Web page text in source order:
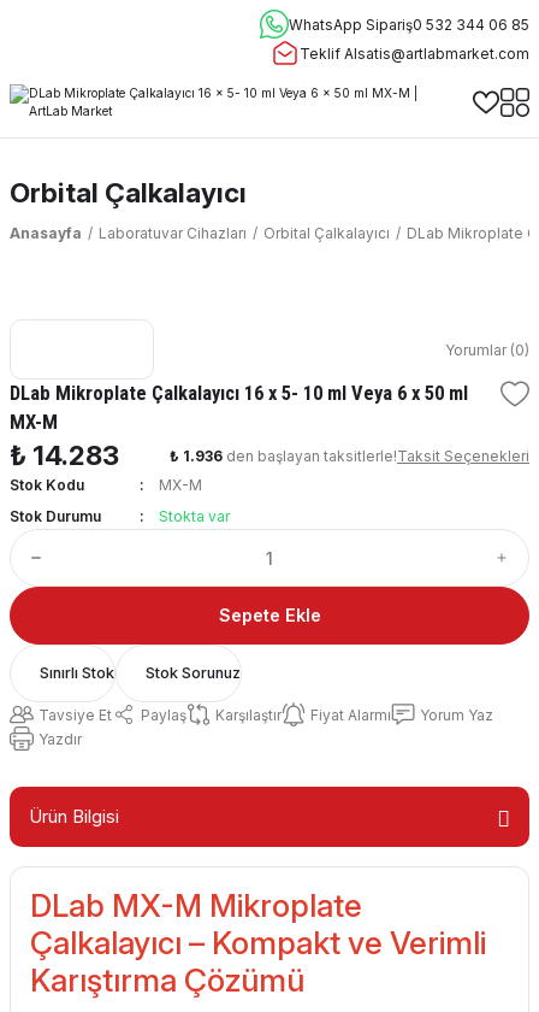
WhatsApp Sipariş0 532 344 06 85
Teklif Alsatis@artlabmarket.com
Orbital Çalkalayıcı
Anasayfa Laboratuvar Cihazları Orbital Çalkalayıcı DLab Mikroplate
Yorumlar (0)
DLab Mikroplate Çalkalayıcı 16 x 5- 10 ml Veya 6 x 50 ml
MX-M
₺ 14.283 ₺ 1.936 den başlayan taksitlerle!Taksit Seçenekleri
Stok Kodu
MX-M
Stok Durumu
Stokta var
Sepete Ekle
Sınırlı Stok Stok Sorunuz
Tavsiye Et Paylaş Karşılaştır Fiyat Alarmı
Yorum Yaz
Yazdır
Ürün Bilgisi
DLab MX-M Mikroplate
Çalkalayıcı – Kompakt ve Verimli
Karıştırma Çözümü